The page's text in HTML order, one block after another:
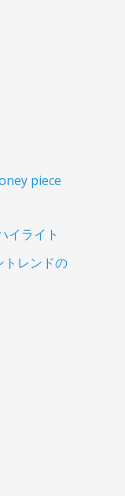
piece
イライト
トレンドの